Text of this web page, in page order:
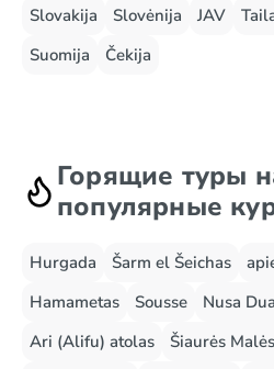
Slovakija
Slovėnija JAV
Suomija
Čekija
Горящие туры
популярные
Hurgada Šarm el Šeichas
Hamametas
Sousse
Nusa
Ari (Alifu) atolas
Šiaurės